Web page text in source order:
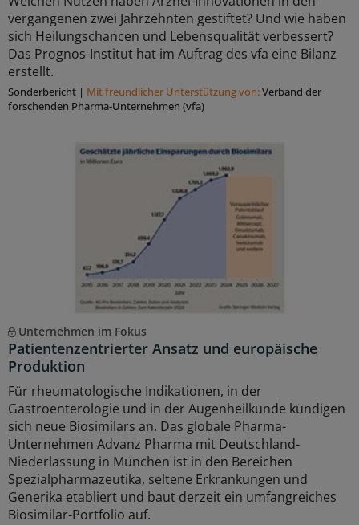
vergangenen zwei Jahrzehnten gestiftet? Und wie haben
sich Heilungschancen und Lebensqualität verbessert?
Das Prognos-Institut hat im Auftrag des vfa eine Bilanz
erstellt.
Sonderbericht | Mit freundlicher Unterstützung von:Verband der
forschenden Pharma-Unternehmen (vfa)
Unternehmen im Fokus
Patientenzentrierter Ansatz und europäische
Produktion
Für rheumatologische Indikationen, in der
Gastroenterologie und in der Augenheilkunde kündigen
sich neue Biosimilars an. Das globale Pharma-
Unternehmen Advanz Pharma mit Deutschland-
Niederlassung in München ist in den Bereichen
Spezialpharmazeutika, seltene Erkrankungen und
Generika etabliert und baut derzeit ein umfangreiches
Biosimilar-Portfolio auf.